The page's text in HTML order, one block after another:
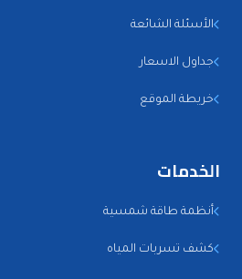
الأسئلة الشائعة
جداول الاسعار
خريطة الموقع
الخدمات
أنظمة طاقة شمسية
كشف تسربات المياه